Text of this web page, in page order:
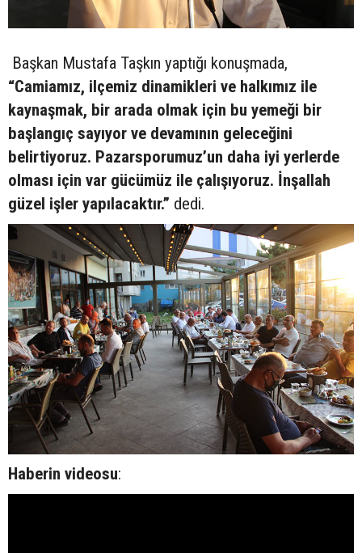
Başkan Mustafa Taşkın yaptığı konuşmada,
“Camiamız, ilçemiz dinamikleri ve halkımız ile
kaynaşmak, bir arada olmak için bu yemeği bir
başlangıç sayıyor ve devamının geleceğini
belirtiyoruz. Pazarsporumuz’un daha iyi yerlerde
olması için var gücümüz ile çalışıyoruz. İnşallah
güzel işler yapılacaktır.” dedi.
Haberin videosu: